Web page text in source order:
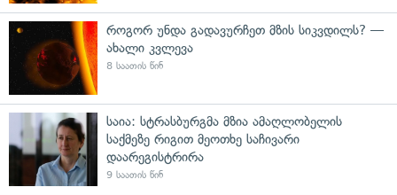
როგორ უნდა გადავურჩეთ მზის სიკვდილს? —
ახალი კვლევა
8 საათის წინ
საია: სტრასბურგმა მზია ამაღლობელის
საქმეზე რიგით მეოთხე საჩივარი
დაარეგისტრირა
9 საათის წინ